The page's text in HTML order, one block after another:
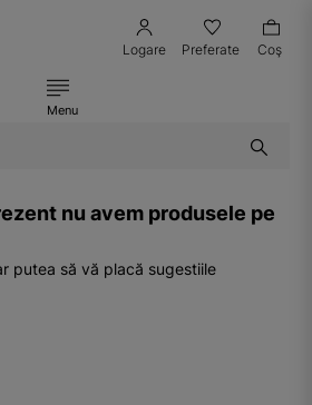
Logare Preferate Coş
Menu
nu avem produsele pe
putea să vă placă sugestiile